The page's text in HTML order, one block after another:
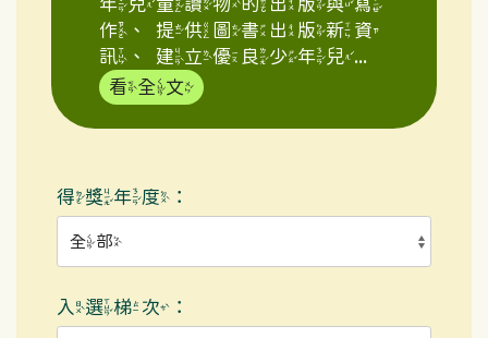
作、提供圖書出版新資
訊、建立優良少年兒...
看全文
得獎年度：
入選梯次：